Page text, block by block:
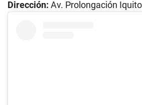
Dirección: Av. Prolongación